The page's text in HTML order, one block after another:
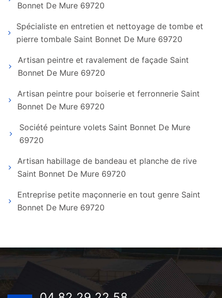
Bonnet De Mure 69720
Spécialiste en entretien et nettoyage de tombe et
pierre tombale Saint Bonnet De Mure 69720
Artisan peintre et ravalement de façade Saint
Bonnet De Mure 69720
Artisan peintre pour boiserie et ferronnerie Saint
Bonnet De Mure 69720
Société peinture volets Saint Bonnet De Mure
69720
Artisan habillage de bandeau et planche de rive
Saint Bonnet De Mure 69720
Entreprise petite maçonnerie en tout genre Saint
Bonnet De Mure 69720